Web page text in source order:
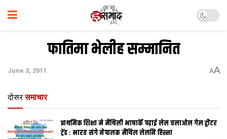
फातिमा भेलीह सम्मानित
June 3, 2011 AA
दोसर समाचार
प्राथमिक शि‍क्षा मे मैथि‍ली भाषाकेँ पढ़ाई लेल चलाओल गेल ट्वीटर
ट्रेंड : भारत संगे नेपालक मैथिल लेलनि हिस्सा